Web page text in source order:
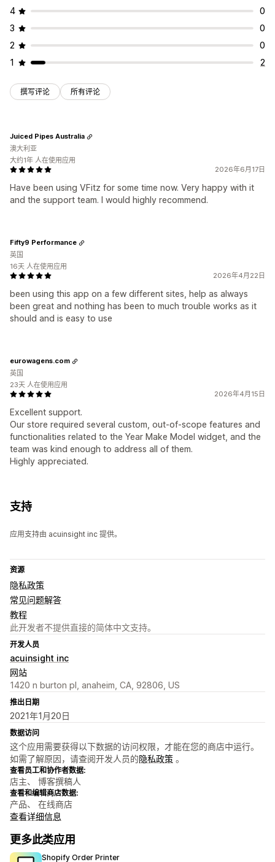
4
0
3
0
2
0
1
2
撰写评论 所有评论
2026年6月17日
Have been using VFitz for some time now. Very happy with it
and the support team. I would highly recommend.
Juiced Pipes Australia
澳大利亚
大约1年 人在使用应用
2026年4月22日
been using this app on a few different sites, help as always
been great and nothing has been to much trouble works as it
should and is easy to use
Fifty9 Performance
英国
16天 人在使用应用
2026年4月15日
Excellent support.
Our store required several custom, out-of-scope features and
functionalities related to the Year Make Model widget, and the
team was kind enough to address all of them.
Highly appreciated.
eurowagens.com
英国
23天 人在使用应用
支持
应用支持由 acuinsight inc 提供。
资源
隐私政策
常见问题解答
教程
此开发者不提供直接的简体中文支持。
开发人员
acuinsight inc
网站
1420 n burton pl, anaheim, CA, 92806, US
推出日期
2021年1月20日
数据访问
这个应用需要获得以下数据的访问权限，才能在您的商店中运行。
如需了解原因，请查阅开发人员的隐私政策 。
查看员工和协作者数据:
店主、 博客撰稿人
查看和编辑商店数据:
产品、 在线商店
查看详细信息
更多此类应用
Shopify Order Printer